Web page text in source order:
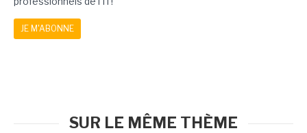
JE M'ABONNE
SUR LE MÊME THÈME